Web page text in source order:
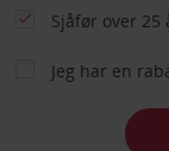
Sjåfør over 25
Jeg har en